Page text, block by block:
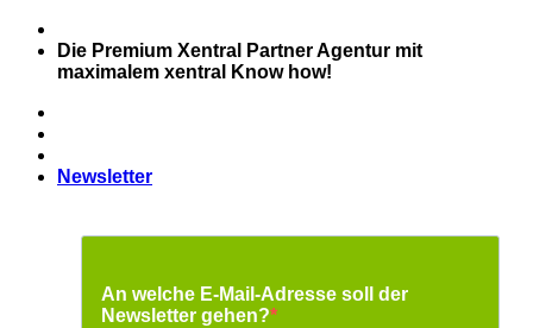
Zum
Inhalt
springen
Die Premium Xentral Partner Agentur mit
maximalem xentral Know how!
Newsletter